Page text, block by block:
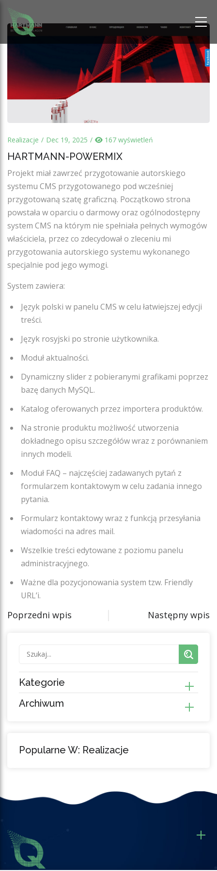
Realizacje Dec 19, 2025 167 wyświetleń
HARTMANN-POWERMIX
Projekt miał zawrzeć przygotowanie autorskiego
systemu CMS przygotowanego pod wcześniej
przygotowaną szatę graficzną. Początkowo strona
powstała w oparciu o darmowy oraz ogólnodostępny
system CMS na którym nie spełniała pełnych wymogów
właściciela, przez co zdecydował o zleceniu mi
przygotowania autorskiego systemu wykonanego
specjalnie pod jego wymogi.
System zawiera:
Język polski w panelu CMS w celu łatwiejszej edycji
treści.
Język rosyjski po stronie użytkownika.
Moduł aktualności.
Dynamiczny slider z pobieranymi grafikami poprzez
bazę danych MySQL.
Katalog oferowanych przez importera produktów.
Na stronie produktu możliwość utworzenia
dokładnego opisu szczegółów wraz z porównaniem
innych modeli.
Moduł FAQ – najczęściej zadawanych pytań z
formularzem kontaktowym w celu zadania innego
pytania.
Formularz kontaktowy wraz z funkcją przesyłania
wiadomości na adres mail.
Wszelkie treści edytowane z poziomu panelu
administracyjnego.
Ważne dla pozycjonowania system tzw. Friendly
URL’i.
Poprzedni wpis Następny wpis
Kategorie
Archiwum
Popularne W: Realizacje